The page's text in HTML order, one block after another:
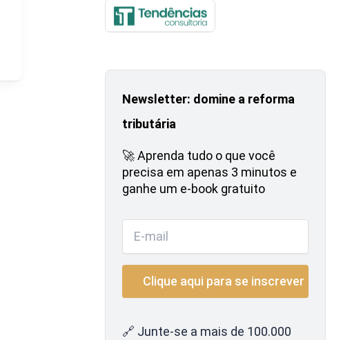
Newsletter: domine a reforma
tributária
🚀 Aprenda tudo o que você
precisa em apenas 3 minutos e
ganhe um e-book gratuito
🔗 Junte-se a mais de 100.000